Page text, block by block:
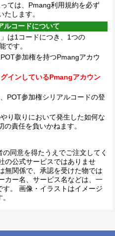
ては、Pmang利用規約を必ず
します。
ルコードについて
は1コードにつき、1つの
です。
参加権を持つPmangアカウ
インしているPmangアカウン
POT参加権シリアルコードの登
り取りにおいて発生した如何な
責任を負いかねます。
同意を得たうえでご注文してく
の公式サービスではありませ
無関係で、承認を受けた物では
カー名、サービス名などは、一
。 画像・イラストはイメージ